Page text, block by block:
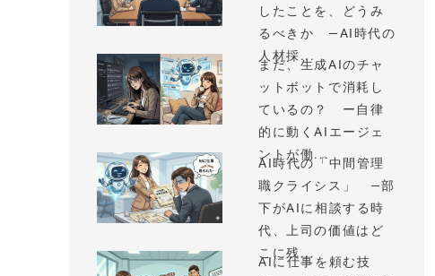
したことを、どうみ
るべきか —AI時代の
人材採...
まだ、生成AIのチャ
ットボットで消耗し
ているの？ ー自律
的に動くAIエージェ
ントが働...
AI時代の「中間管理
職クライシス」 —部
下がAIに相談する時
代、上司の価値はど
こに残...
AIに仕事を頼む技